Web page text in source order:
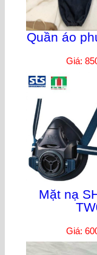
Quần áo
Giá:
Mặt nạ
Giá: